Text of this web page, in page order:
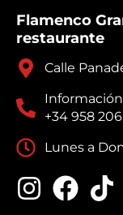
Flamenco
restaurante
Calle
+34 958
Lunes a